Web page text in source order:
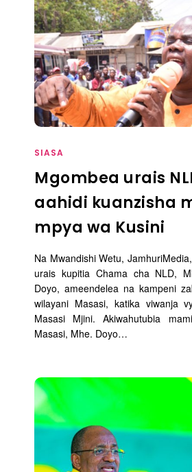
SIASA
Mgombea urais
aahidi kuanzisha
mpya wa Kusini
Na Mwandishi Wetu,
urais kupitia Chama cha NLD,
Doyo, ameendelea na kampeni
wilayani Masasi, katika viwanja
Masasi Mjini. Akiwahutubia
Masasi, Mhe. Doyo…